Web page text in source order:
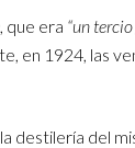
, que era “un
en 1924, las
destilería del